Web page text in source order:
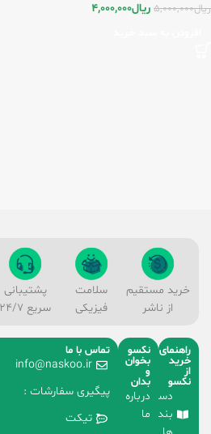
ریال5,000,000 ریال4,000,000
خرید مستقیم
از ناشر
سلامت
فیزیکی
پشتیبانی
سریع 24/7
راهنمای
خرید
از
نکسو
دسته
بندی
نکسو
بخوان
و
بدان
درباره
ما
تماس با ما
info@naskoo.ir
پیگیری سفارشات :
تیکت